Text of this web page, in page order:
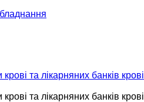
та лікарняних банків крові
та лікарняних банків крові